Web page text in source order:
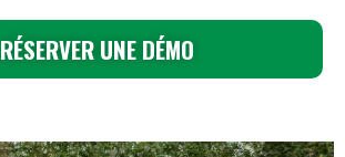
RÉSERVER UNE DÉMO